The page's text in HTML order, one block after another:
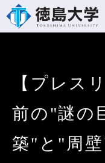
【プレス
前の"謎の
築"と"周